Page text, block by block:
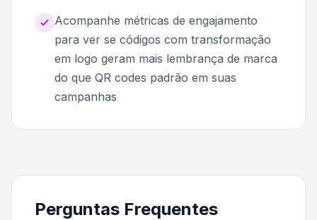
Acompanhe métricas de engajamento
para ver se códigos com transformação
em logo geram mais lembrança de marca
do que QR codes padrão em suas
campanhas
Perguntas Frequentes